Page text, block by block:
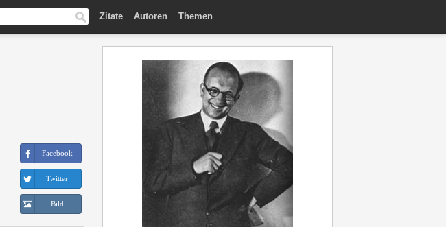
Zitate Autoren Themen
Facebook
Twitter
Bild